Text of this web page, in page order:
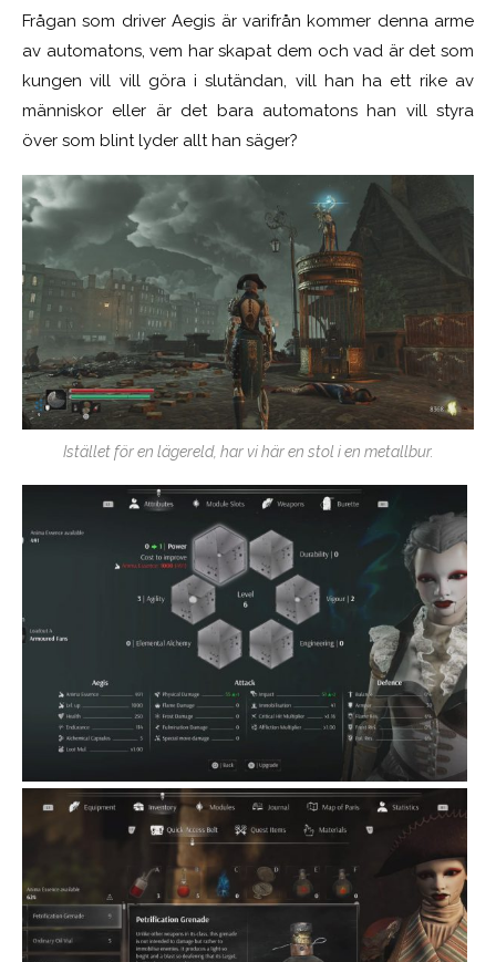
Frågan som driver Aegis är varifrån kommer denna arme
av automatons, vem har skapat dem och vad är det som
kungen vill vill göra i slutändan, vill han ha ett rike av
människor eller är det bara automatons han vill styra
över som blint lyder allt han säger?
Istället för en lägereld, har vi här en stol i en metallbur.